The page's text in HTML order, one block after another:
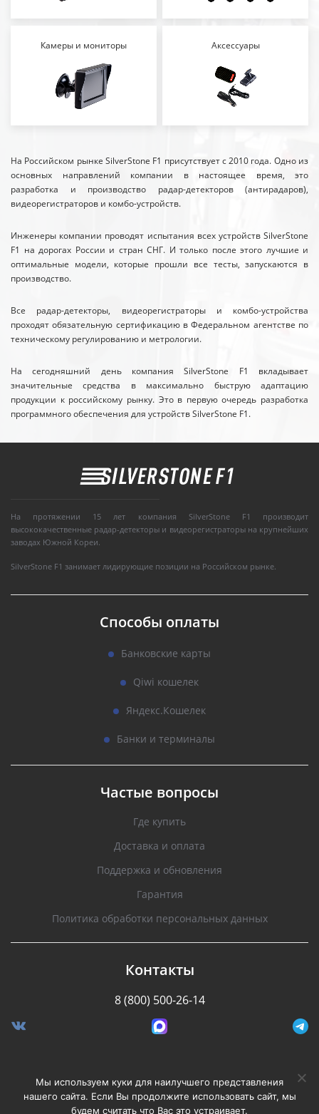
Камеры и мониторы Аксессуары
На Российском рынке SilverStone F1 присутствует с 2010 года. Одно из
основных направлений компании в настоящее время, это
разработка и производство радар-детекторов (антирадаров),
видеорегистраторов и комбо-устройств.
Инженеры компании проводят испытания всех устройств SilverStone
F1 на дорогах России и стран СНГ. И только после этого лучшие и
оптимальные модели, которые прошли все тесты, запускаются в
производство.
Все радар-детекторы, видеорегистраторы и комбо-устройства
проходят обязательную сертификацию в Федеральном агентстве по
техническому регулированию и метрологии.
На сегодняшний день компания SilverStone F1 вкладывает
значительные средства в максимально быструю адаптацию
продукции к российскому рынку. Это в первую очередь разработка
программного обеспечения для устройств SilverStone F1.
На протяжении 15 лет компания SilverStone F1 производит
высококачественные радар-детекторы и видеорегистраторы на крупнейших
заводах Южной Кореи.
SilverStone F1 занимает лидирующие позиции на Российском рынке.
Способы оплаты
Банковские карты
Qiwi кошелек
Яндекс.Кошелек
Банки и терминалы
Частые вопросы
Где купить
Доставка и оплата
Поддержка и обновления
Гарантия
Политика обработки персональных данных
Контакты
8 (800) 500-26-14
Разработано Stormcorp
Мы используем куки для наилучшего представления
нашего сайта. Если Вы продолжите использовать сайт, мы
будем считать что Вас это устраивает.